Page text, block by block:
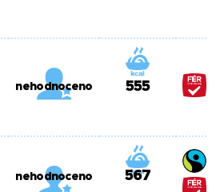
nehodnoceno 555
nehodnoceno 567